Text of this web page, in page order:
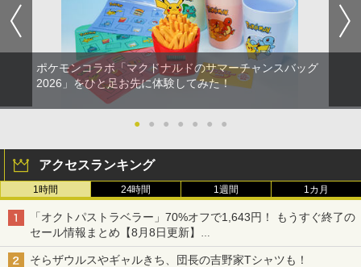
【Amazon.co.jp限定】劇場版モノノ怪
第三章 蛇神 (オリジナル特典:オリジナル
巾着＋メーカー特典:【坤と離】二振りの
剣、十翼より来たる！スタジオ描き下ろ
しイラストボード付) [DVD]
ポケモンコラボ「マクドナルドのサマーチャンスバッグ
2026」をひと足お先に体験してみた！
● ● ● ● ● ● ●
アクセスランキング
1時間 24時間 1週間 1カ月
「オクトパストラベラー」70%オフで1,643円！ もうすぐ終了の
セール情報まとめ【8月8日更新】
ニンテンドーeショップでは「大神 絶景版」が67%オフで990円
そらザウルスやギャルきち、団長の吉野家Tシャツも！